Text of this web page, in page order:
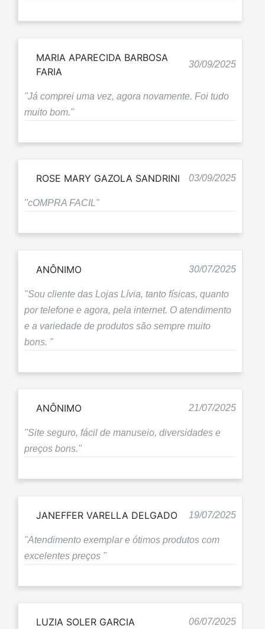
MARIA APARECIDA BARBOSA
FARIA
30/09/2025
"Já comprei uma vez, agora novamente. Foi tudo
muito bom."
ROSE MARY GAZOLA SANDRINI 03/09/2025
"cOMPRA FACIL"
ANÔNIMO 30/07/2025
"Sou cliente das Lojas Lívia, tanto físicas, quanto
por telefone e agora, pela internet. O atendimento
e a variedade de produtos são sempre muito
bons. "
ANÔNIMO 21/07/2025
"Site seguro, fácil de manuseio, diversidades e
preços bons."
JANEFFER VARELLA DELGADO 19/07/2025
"Atendimento exemplar e ótimos produtos com
excelentes preços "
LUZIA SOLER GARCIA 06/07/2025